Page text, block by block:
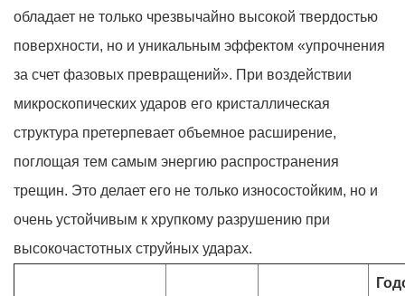
обладает не только чрезвычайно высокой твердостью
поверхности, но и уникальным эффектом «упрочнения
за счет фазовых превращений». При воздействии
микроскопических ударов его кристаллическая
структура претерпевает объемное расширение,
поглощая тем самым энергию распространения
трещин. Это делает его не только износостойким, но и
очень устойчивым к хрупкому разрушению при
высокочастотных струйных ударах.